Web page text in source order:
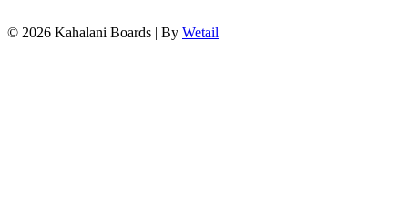
© 2026 Kahalani Boards | By Wetail